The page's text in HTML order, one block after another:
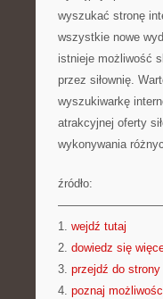
wyszukać stronę
wszystkie nowe
istnieje możliwość
przez siłownię.
wyszukiwarkę
atrakcyjnej oferty
wykonywania
źródło:
1. wejdź tutaj
2. dowiedz się
3. przejdź do strony
4. poznaj